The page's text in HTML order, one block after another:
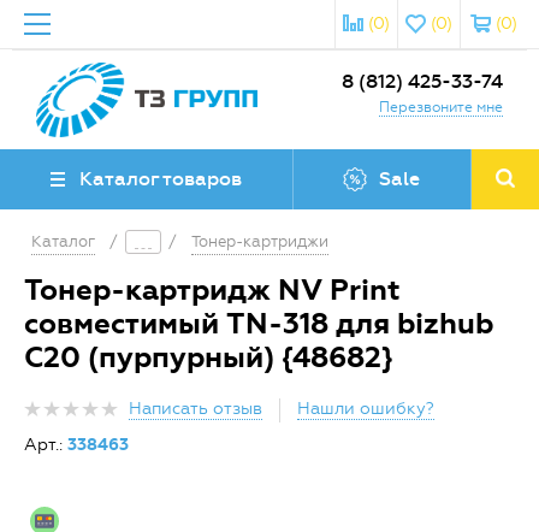
(0)
(0)
(0)
8 (812) 425-33-74
Перезвоните мне
Каталог товаров Sale
Каталог / / Тонер-картриджи
Тонер-картридж NV Print
совместимый TN-318 для bizhub
C20 (пурпурный) {48682}
Написать отзыв
Нашли ошибку?
Арт.: 338463